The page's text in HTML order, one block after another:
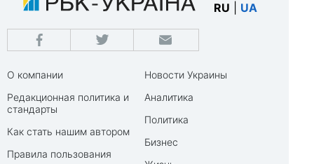
RU UA
О компании
Редакционная политика и
стандарты
Как стать нашим автором
Правила пользования
Новости Украины
Аналитика
Политика
Бизнес